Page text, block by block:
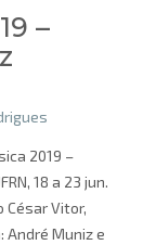
–
2019 –
18 a 23 jun.
César Vitor,
André Muniz e